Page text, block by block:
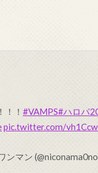
！！ #VAMPS#ハロパ
pic.twitter.com/
マン